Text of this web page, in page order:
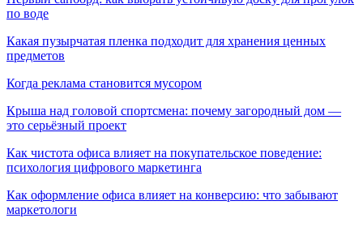
по воде
Какая пузырчатая пленка подходит для хранения ценных
предметов
Когда реклама становится мусором
Крыша над головой спортсмена: почему загородный дом —
это серьёзный проект
Как чистота офиса влияет на покупательское поведение:
психология цифрового маркетинга
Как оформление офиса влияет на конверсию: что забывают
маркетологи